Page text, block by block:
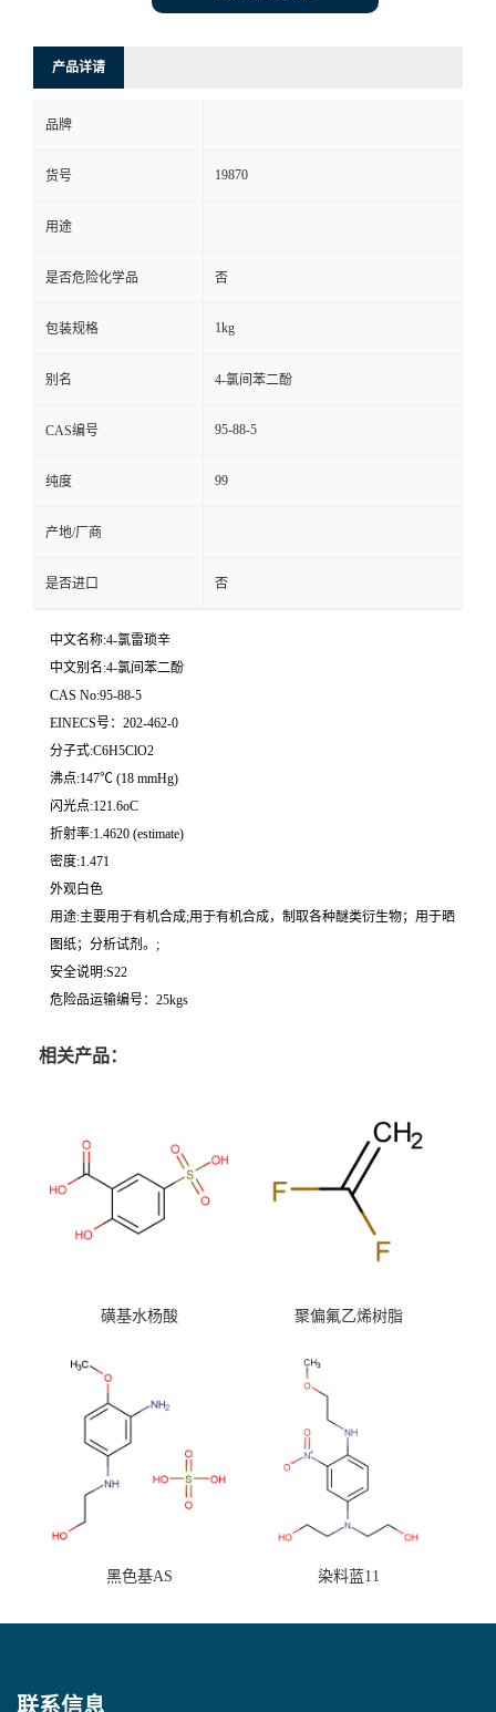
产品详请
品牌
货号 19870
用途
是否危险化学品 否
包装规格 1kg
别名 4-氯间苯二酚
CAS编号 95-88-5
纯度 99
产地/厂商
是否进口 否
中文名称:4-氯雷琐辛
中文别名:4-氯间苯二酚
CAS No:95-88-5
EINECS号：202-462-0
分子式:C6H5ClO2
沸点:147℃ (18 mmHg)
闪光点:121.6oC
折射率:1.4620 (estimate)
密度:1.471
外观白色
用途:主要用于有机合成;用于有机合成，制取各种醚类衍生物；用于晒
图纸；分析试剂。;
安全说明:S22
危险品运输编号：25kgs
相关产品：
磺基水杨酸 聚偏氟乙烯树脂
黑色基AS 染料蓝11
联系信息